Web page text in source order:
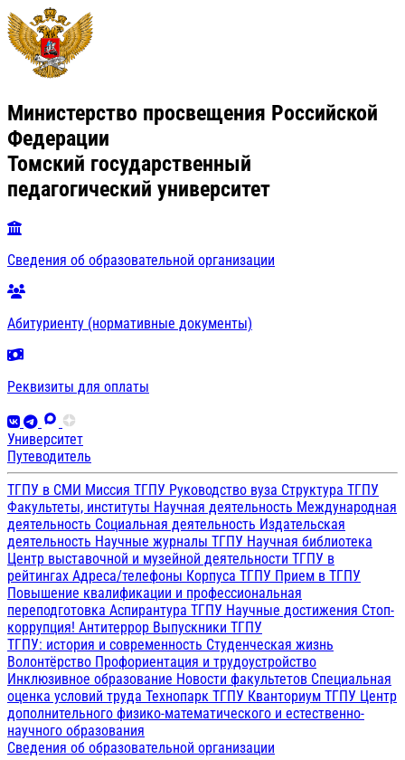
Министерство просвещения Российской
Федерации
Томский государственный
педагогический университет
Сведения об образовательной организации
Абитуриенту (нормативные документы)
Реквизиты для оплаты
Университет
Путеводитель
ТГПУ в СМИ Миссия ТГПУ Руководство вуза Структура ТГПУ
Факультеты, институты Научная деятельность Международная
деятельность Социальная деятельность Издательская
деятельность Научные журналы ТГПУ Научная библиотека
Центр выставочной и музейной деятельности ТГПУ в
рейтингах Адреса/телефоны Корпуса ТГПУ Прием в ТГПУ
Повышение квалификации и профессиональная
переподготовка Аспирантура ТГПУ Научные достижения Стоп-
коррупция! Антитеррор Выпускники ТГПУ
ТГПУ: история и современность Студенческая жизнь
Волонтёрство Профориентация и трудоустройство
Инклюзивное образование Новости факультетов Специальная
оценка условий труда Технопарк ТГПУ Кванториум ТГПУ Центр
дополнительного физико-математического и естественно-
научного образования
Сведения об образовательной организации